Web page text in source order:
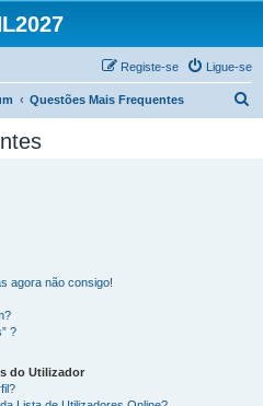
Ligue-se
Registe-se
Questões Mais Frequentes
agora não consigo!
?
do Utilizador